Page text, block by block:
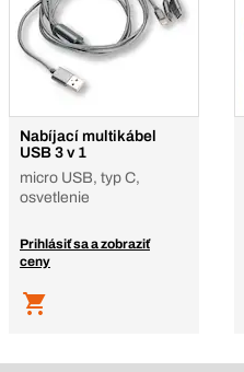
Nabíjací multikábel
USB 3 v 1
micro USB, typ C,
osvetlenie
Prihlásiť sa a zobraziť
ceny